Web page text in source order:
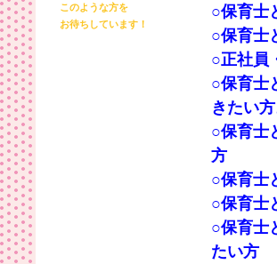
このような方を
お待ちしています！
○保育士
○保育士
○正社員
○保育士
きたい方
○保育士
方
○保育士
○保育士
○保育士
たい方